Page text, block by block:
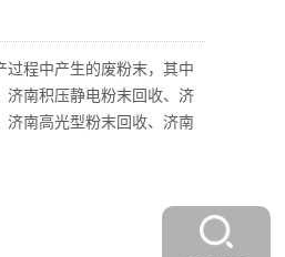
过程中产生的废粉末，其中
济南积压静电粉末回收、济
济南高光型粉末回收、济南